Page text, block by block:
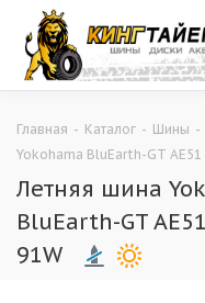
Главная - Каталог - Шины -
Yokohama BluEarth-GT AE51
Летняя шина
BluEarth-GT
91W